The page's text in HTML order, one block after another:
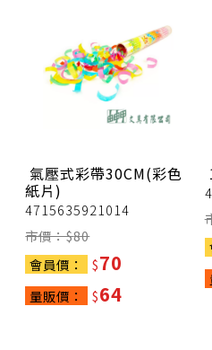
氣壓式彩帶30CM(彩色
紙片)
4715635921014
市價：$80
會員價：
$70
量販價： $64